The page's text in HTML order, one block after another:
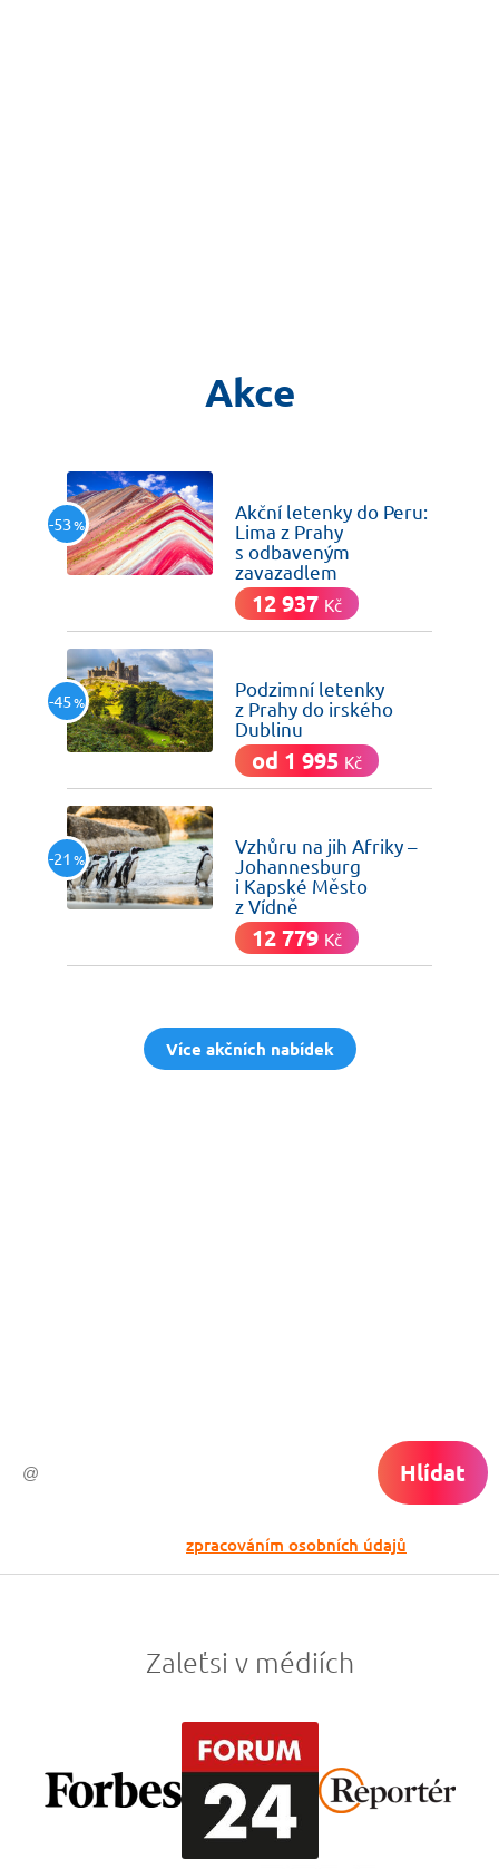
Akce
-53%
Akční letenky do Peru:
Lima z Prahy
s odbaveným
zavazadlem
12 937 Kč
-45%
Podzimní letenky
z Prahy do irského
Dublinu
od 1 995 Kč
-21 %
Vzhůru na jih Afriky –
Johannesburg
i Kapské Město
z Vídně
12 779 Kč
Více akčních nabídek
Hlídat
zpracováním osobních údajů
Zaleťsi v médiích